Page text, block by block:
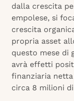
dalla crescita
empolese, si
crescita
propria asset
questo mese di
avrà effetti
finanziaria
circa 8 milioni